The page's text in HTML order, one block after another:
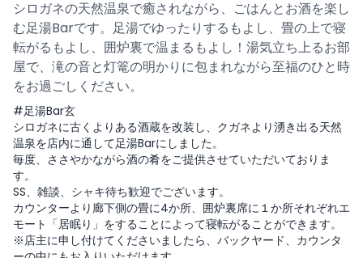
シロガネの天然温泉で癒されながら、ごはんとお酒を楽し
む足湯Barです。足湯でゆったりするもよし、畳の上で寝
転がるもよし、囲炉裏で温まるもよし！湯気立ち上るお部
屋で、滝の音と灯篭の明かりに包まれながら至福のひと時
をお過ごしください。
#足湯Bar玄
シロガネに古くよりある酒蔵を改装し、クガネより湧き出る天然
温泉を店内に通して足湯Barにしました。
毎度、ささやかながら酒の肴をご提供させていただいておりま
す。
SS、雑談、シャキ待ち歓迎でございます。
カウンターより廊下側の畳に4か所、囲炉裏席に１か所それぞれエ
モート「居眠り」をすることによって寝転がることができます。
※店主に申し付けてくださいましたら、バックヤード、カウンタ